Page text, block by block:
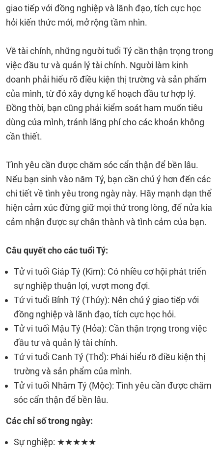
giao tiếp với đồng nghiệp và lãnh đạo, tích cực học
hỏi kiến ​​thức mới, mở rộng tầm nhìn.
Về tài chính, những người tuổi Tý cần thận trọng trong
việc đầu tư và quản lý tài chính. Người làm kinh
doanh phải hiểu rõ điều kiện thị trường và sản phẩm
của mình, từ đó xây dựng kế hoạch đầu tư hợp lý.
Đồng thời, bạn cũng phải kiểm soát ham muốn tiêu
dùng của mình, tránh lãng phí cho các khoản không
cần thiết.
Tình yêu cần được chăm sóc cẩn thận để bền lâu.
Nếu bạn sinh vào năm Tý, bạn cần chú ý hơn đến các
chi tiết về tình yêu trong ngày này. Hãy mạnh dạn thể
hiện cảm xúc đừng giữ mọi thứ trong lòng, để nửa kia
cảm nhận được sự chân thành và tình cảm của bạn.
Câu quyết cho các tuổi Tý:
Tử vi tuổi Giáp Tý (Kim): Có nhiều cơ hội phát triển
sự nghiệp thuận lợi, vượt mong đợi.
Tử vi tuổi Bính Tý (Thủy): Nên chú ý giao tiếp với
đồng nghiệp và lãnh đạo, tích cực học hỏi.
Tử vi tuổi Mậu Tý (Hỏa): Cần thận trọng trong việc
đầu tư và quản lý tài chính.
Tử vi tuổi Canh Tý (Thổ): Phải hiểu rõ điều kiện thị
trường và sản phẩm của mình.
Tử vi tuổi Nhâm Tý (Mộc): Tình yêu cần được chăm
sóc cẩn thận để bền lâu.
Các chỉ số trong ngày:
Sự nghiệp: ★★★★★